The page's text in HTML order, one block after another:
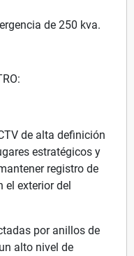
de 250 kva.
de alta definición
estratégicos y
registro de
el exterior del
por anillos de
alto nivel de